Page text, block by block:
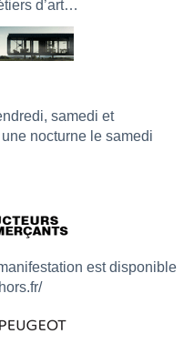
d’art…
samedi et
nocturne le samedi
est disponible